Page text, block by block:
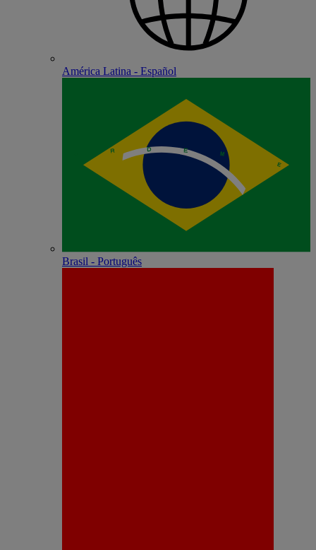
América Latina - Español
Brasil - Português